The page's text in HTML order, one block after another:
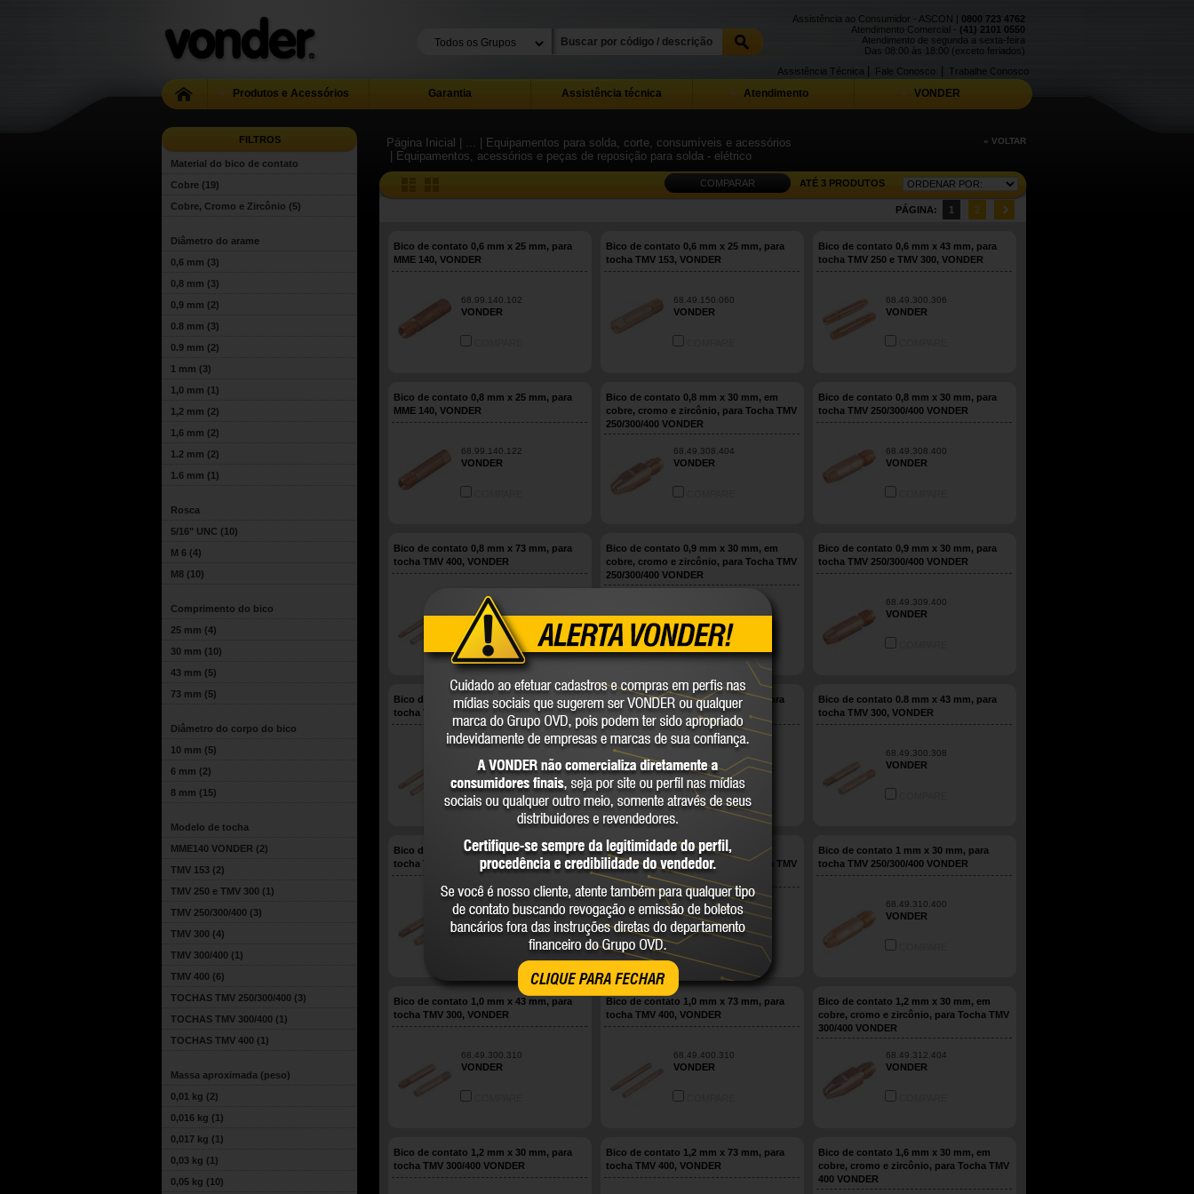
CLIQUE PARA FECHAR
Assistência ao Consumidor - ASCON | 0800 723 4762
Atendimento Comercial - (41) 2101 0550
Atendimento de segunda a sexta-feira
Das 08:00 às 18:00 (exceto feriados)
Trabalhe Conosco
Fale Conosco
Assistência Técnica
Produtos e Acessórios Garantia Assistência técnica Atendimento VONDER
FILTROS
Material do bico de contato
Cobre (19)
Cobre, Cromo e Zircônio (5)
Diâmetro do arame
0,6 mm (3)
0,8 mm (3)
0,9 mm (2)
0.8 mm (3)
0.9 mm (2)
1 mm (3)
1,0 mm (1)
1,2 mm (2)
1,6 mm (2)
1.2 mm (2)
1.6 mm (1)
Rosca
5/16" UNC (10)
M 6 (4)
M8 (10)
Comprimento do bico
25 mm (4)
30 mm (10)
43 mm (5)
73 mm (5)
Diâmetro do corpo do bico
10 mm (5)
6 mm (2)
8 mm (15)
Modelo de tocha
MME140 VONDER (2)
TMV 153 (2)
TMV 250 e TMV 300 (1)
TMV 250/300/400 (3)
TMV 300 (4)
TMV 300/400 (1)
TMV 400 (6)
TOCHAS TMV 250/300/400 (3)
TOCHAS TMV 300/400 (1)
TOCHAS TMV 400 (1)
Massa aproximada (peso)
0,01 kg (2)
0,016 kg (1)
0,017 kg (1)
0,03 kg (1)
0,05 kg (10)
Página Inicial | ...
| Equipamentos para solda, corte, consumíveis e acessórios
| Equipamentos, acessórios e peças de reposição para solda - elétrico
« VOLTAR
COMPARAR ATÉ 3 PRODUTOS
PÁGINA: 1 2
Bico de contato 0,6 mm x 25 mm, para
MME 140, VONDER
68.99.140.102
VONDER
Bico de contato 0,6 mm x 25 mm, para
tocha TMV 153, VONDER
68.49.150.060
VONDER
Bico de contato 0,6 mm x 43 mm, para
tocha TMV 250 e TMV 300, VONDER
68.49.300.306
VONDER
Bico de contato 0,8 mm x 25 mm, para
MME 140, VONDER
68.99.140.122
VONDER
Bico de contato 0,8 mm x 30 mm, em
cobre, cromo e zircônio, para Tocha TMV
250/300/400 VONDER
68.49.308.404
VONDER
Bico de contato 0,8 mm x 30 mm, para
tocha TMV 250/300/400 VONDER
68.49.308.400
VONDER
Bico de contato 0,8 mm x 73 mm, para
tocha TMV 400, VONDER
68.49.400.308
VONDER
COMPARE
Bico de contato 0,9 mm x 30 mm, em
cobre, cromo e zircônio, para Tocha TMV
250/300/400 VONDER
VONDER
COMPARE
Bico de contato 0,9 mm x 30 mm, para
tocha TMV 250/300/400 VONDER
68.49.309.400
VONDER
Bico de contato 0,9 mm x 73 mm, para
tocha TMV 400, VONDER
VONDER
COMPARE
Bico de contato 0.8 mm x 25 mm, para
tocha TMV 153, VONDER
VONDER
COMPARE
Bico de contato 0.8 mm x 43 mm, para
tocha TMV 300, VONDER
68.49.300.308
VONDER
Bico de contato 0.9 mm x 43 mm, para
tocha TMV 300, VONDER
68.49.300.309
VONDER
Bico de contato 1 mm x 30 mm, em
cobre, cromo e zircônio, para Tocha TMV
250/300/400 VONDER
68.49.310.404
VONDER
Bico de contato 1 mm x 30 mm, para
tocha TMV 250/300/400 VONDER
68.49.310.400
VONDER
Bico de contato 1,0 mm x 43 mm, para
tocha TMV 300, VONDER
68.49.300.310
VONDER
Bico de contato 1,0 mm x 73 mm, para
tocha TMV 400, VONDER
68.49.400.310
VONDER
Bico de contato 1,2 mm x 30 mm, em
cobre, cromo e zircônio, para Tocha TMV
300/400 VONDER
68.49.312.404
VONDER
Bico de contato 1,2 mm x 30 mm, para
tocha TMV 300/400 VONDER
Bico de contato 1,2 mm x 73 mm, para
tocha TMV 400, VONDER
Bico de contato 1,6 mm x 30 mm, em
cobre, cromo e zircônio, para Tocha TMV
400 VONDER